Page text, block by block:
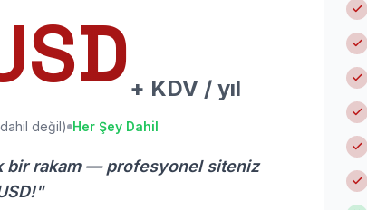
+ KDV / yıl
değil) Her Şey Dahil
bir rakam — profesyonel siteniz